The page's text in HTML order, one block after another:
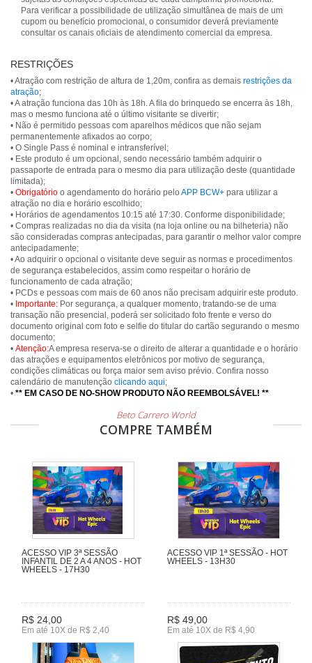
Para verificar a possibilidade de utilização simultânea de mais de um
cupom ou benefício promocional, o consumidor deverá previamente
consultar os canais oficiais de atendimento comercial da empresa.
RESTRIÇÕES
• Atração com restrição de altura de 1,20m, confira as demais restrições da
atração;
• A atração funciona das 10h às 18h. A fila do brinquedo se encerra às 18h,
mas o mesmo funciona até o último visitante se divertir;
• Não é permitido pessoas com aparelhos médicos que não sejam
permanentemente afixados ao corpo;
• O Single Pass é nominal e intransferível;
• Este produto é um opcional, sendo necessário também adquirir o
passaporte de entrada para o mesmo dia para utilização deste (quantidade
limitada);
• Obrigatório o agendamento do horário pelo APP BCW+ para utilizar a
atração no dia e horário escolhido;
• Horários de agendamentos 10:15 até 17:30. Conforme disponibilidade;
• Compras realizadas no dia da visita (na loja online ou na bilheteria) não
são consideradas compras antecipadas, para garantir o melhor valor compre
antecipadamente;
• Ao adquirir o opcional o visitante deve seguir as normas e procedimentos
de segurança estabelecidos, assim como respeitar o horário de
funcionamento de cada atração;
• PCDs e pessoas com mais de 60 anos não precisam adquirir este produto.
• Importante: Por segurança, a qualquer momento, tratando-se de uma
transação não presencial, poderá ser solicitado foto frente e verso do
documento original com foto e selfie do titular do cartão segurando o mesmo
documento;
• Atenção:A empresa reserva-se o direito de alterar a quantidade e o horário
das atrações e equipamentos eletrônicos por motivo de segurança,
condições climáticas ou força maior sem aviso prévio. Confira nosso
calendário de manutenção clicando aqui;
• ** EM CASO DE NO-SHOW PRODUTO NÃO REEMBOLSÁVEL! **
Beto Carrero World
COMPRE TAMBÉM
ACESSO VIP 3ª SESSÃO
INFANTIL DE 2 A 4 ANOS - HOT
WHEELS - 17H30
R$ 24,00
Em até 10X de R$ 2,40
ACESSO VIP 1ª SESSÃO - HOT
WHEELS - 13H30
R$ 49,00
Em até 10X de R$ 4,90